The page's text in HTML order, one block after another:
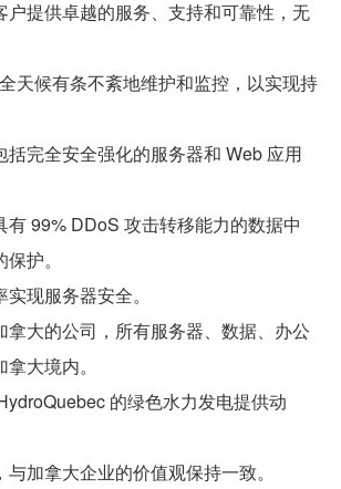
户提供卓越的服务、支持和可靠性，无
天候有条不紊地维护和监控，以实现持
括完全安全强化的服务器和 Web 应用
有 99% DDoS 攻击转移能力的数据中
护。
现服务器安全。
拿大的公司，所有服务器、数据、办公
大境内。
的绿色水力发电提供动
加拿大企业的价值观保持一致。